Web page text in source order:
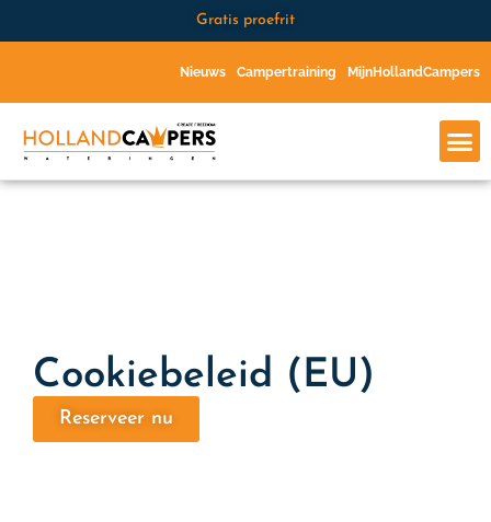
Gratis proefrit
Nieuws Campertraining MijnHollandCampers
Cookiebeleid (EU)
Reserveer nu